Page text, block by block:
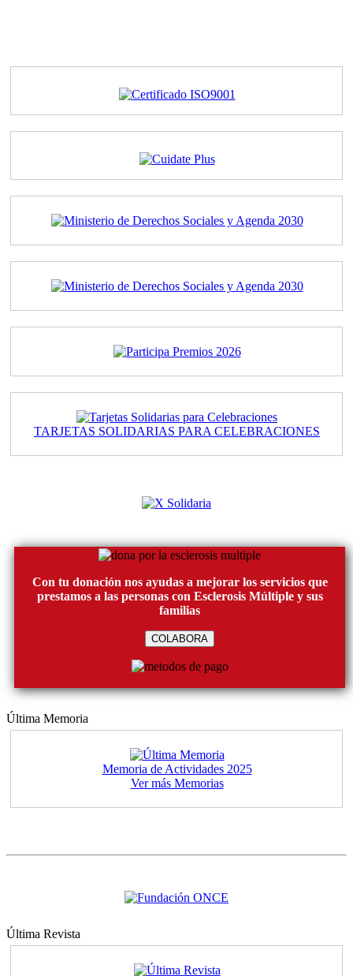
TARJETAS SOLIDARIAS PARA CELEBRACIONES
Con tu donación nos ayudas a mejorar los servicios que
prestamos a las personas con Esclerosis Múltiple y sus
familias
COLABORA
Última Memoria
Memoria de Actividades 2025
Ver más Memorias
Última Revista